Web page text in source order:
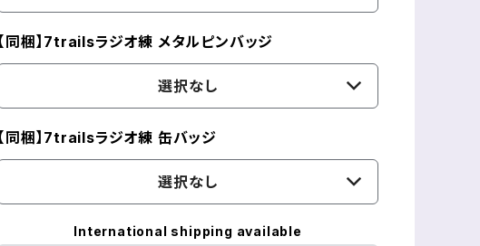
【同梱】7trailsラジオ練 メタルピンバッジ
選択なし
【同梱】7trailsラジオ練 缶バッジ
選択なし
International shipping available